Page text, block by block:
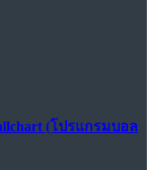
(โปรแกรมบอล